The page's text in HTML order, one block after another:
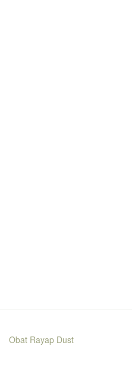
Obat Rayap Dust